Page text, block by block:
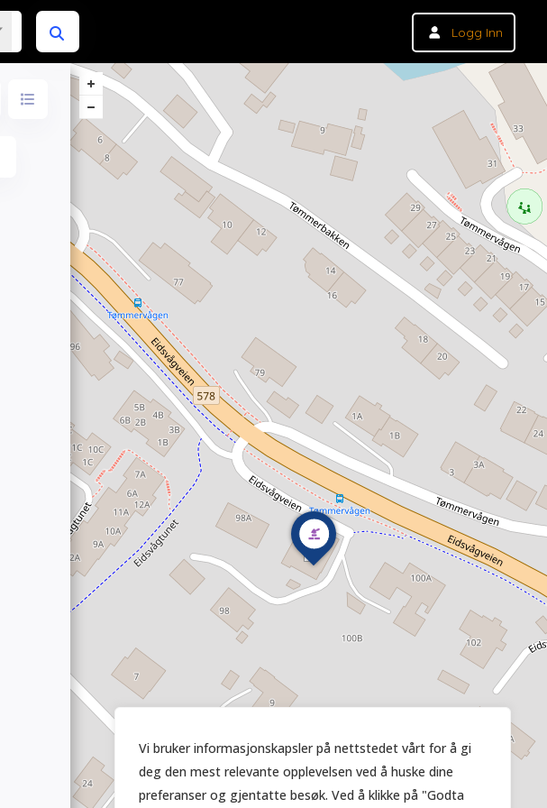
Vi bruker informasjonskapsler på nettstedet vårt for å gi
deg den mest relevante opplevelsen ved å huske dine
preferanser og gjentatte besøk. Ved å klikke på "Godta
Logg Inn